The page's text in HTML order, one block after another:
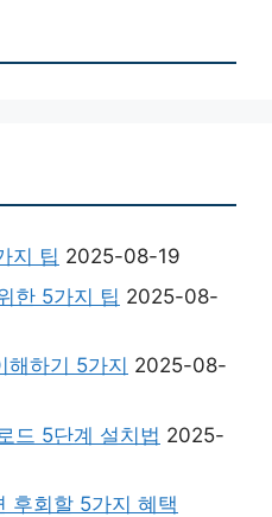
지 팁 2025-08-19
한 5가지 팁 2025-08-
해하기 5가지 2025-08-
드 5단계 설치법 2025-
후회할 5가지 혜택